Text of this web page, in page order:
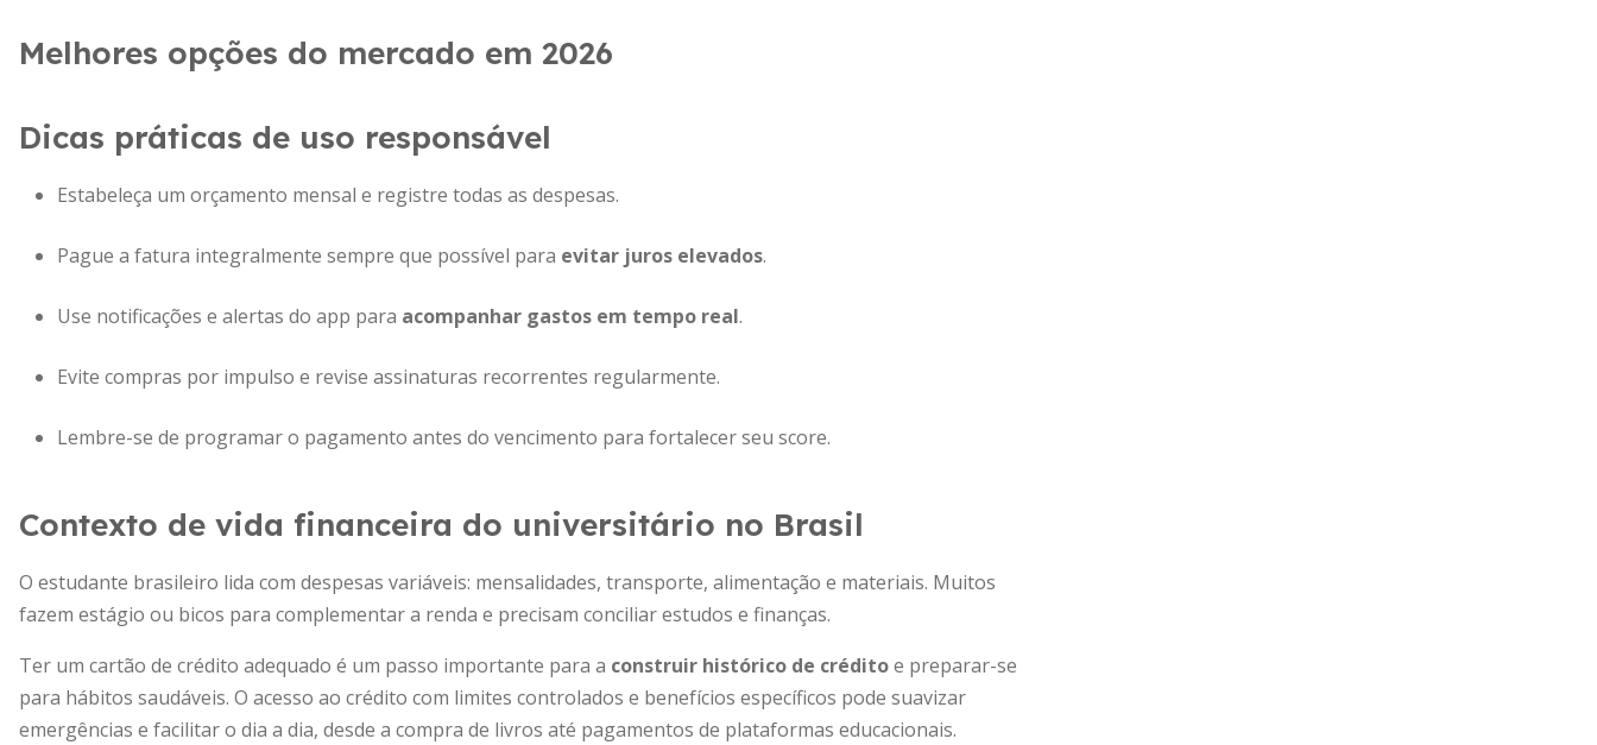
Melhores opções do mercado em 2026
Dicas práticas de uso responsável
Estabeleça um orçamento mensal e registre todas as despesas.
Pague a fatura integralmente sempre que possível para evitar juros elevados.
Use notificações e alertas do app para acompanhar gastos em tempo real.
Evite compras por impulso e revise assinaturas recorrentes regularmente.
Lembre-se de programar o pagamento antes do vencimento para fortalecer seu score.
Contexto de vida financeira do universitário no Brasil
O estudante brasileiro lida com despesas variáveis: mensalidades, transporte, alimentação e materiais. Muitos
fazem estágio ou bicos para complementar a renda e precisam conciliar estudos e finanças.
Ter um cartão de crédito adequado é um passo importante para a construir histórico de créditoe preparar-se
para hábitos saudáveis. O acesso ao crédito com limites controlados e benefícios específicos pode suavizar
emergências e facilitar o dia a dia, desde a compra de livros até pagamentos de plataformas educacionais.